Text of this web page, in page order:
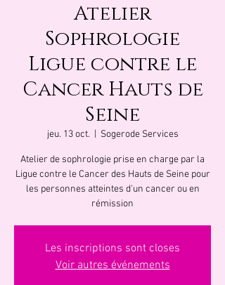
Atelier
Sophrologie
Ligue contre le
Cancer Hauts de
Seine
jeu. 13 oct. Sogerode Services
Atelier de sophrologie prise en charge par la
Ligue contre le Cancer des Hauts de Seine pour
les personnes atteintes d'un cancer ou en
rémission
Les inscriptions sont closes
Voir autres événements